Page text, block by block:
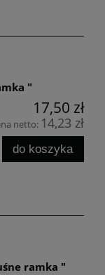
"
17,50 zł
netto: 14,23 zł
do koszyka
ramka "